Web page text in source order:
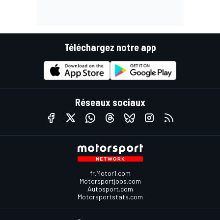
Téléchargez notre app
Réseaux sociaux
fr.Motor1.com
Motorsportjobs.com
Autosport.com
Motorsportstats.com